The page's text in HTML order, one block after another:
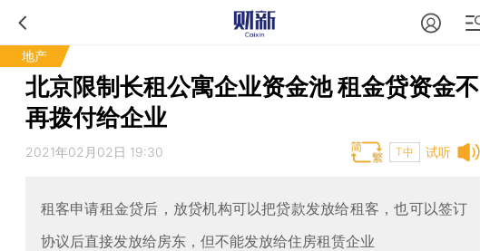
地产
北京限制长租公寓企业资金池 租金贷资金不
再拨付给企业
试听
2021年02月02日 19:30 T中
租客申请租金贷后，放贷机构可以把贷款发放给租客，也可以签订
协议后直接发放给房东，但不能发放给住房租赁企业